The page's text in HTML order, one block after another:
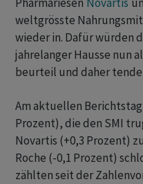
Pharmariesen Novartis
weltgrösste
wieder in. Dafür würden
jahrelanger Hausse nun
beurteil und daher
Am aktuellen
Prozent), die den SMI
Novartis (+0,3 Prozent)
Roche (-0,1 Prozent)
zählten seit der